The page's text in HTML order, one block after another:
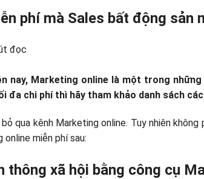
phí mà Sales bất động sản
đọc
nay, Marketing online là một trong
đa chi phí thì hãy tham khảo danh sách
qua kênh Marketing online. Tuy nhiên
miễn phí sau:
thông xã hội bằng công cụ